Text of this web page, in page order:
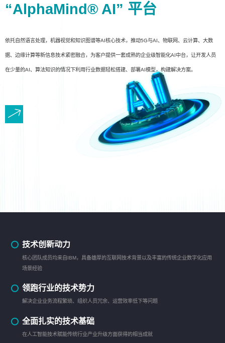
“AlphaMind® AI” 平台
依托自然语言处理，机器视觉和知识图谱等AI核心技术，推动5G与AI、物联网、云计算、大数
据、边缘计算等新信息技术紧密融合，为客户提供一套成熟的企业级智能化AI中台，让开发人员
在少量的AI、算法知识的情况下利用行业数据轻松搭建、部署AI模型，构建解决方案。
技术创新动力
核心团队成员均来自IBM，具备雄厚的互联网技术背景以及丰富的传统企业数字化应用
场景经验
领跑行业的技术势力
解决企业业务流程繁琐、组织人员冗余、运营效率低下等问题
全面扎实的技术基础
在人工智能技术赋能传统行业产业升级方面获得的相当成就